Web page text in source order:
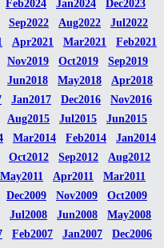
Feb2024 Jan2024
Dec2023
Sep2022 Aug2022
Jul2022
Apr2021 Mar2021
Feb2021
Nov2019 Oct2019
Sep2019
Jun2018 May2018
Apr2018
Jan2017 Dec2016
Nov2016
Aug2015 Jul2015
Jun2015
Mar2014 Feb2014
Jan2014
Oct2012 Sep2012
Aug2012
May2011 Apr2011
Mar2011
Dec2009 Nov2009
Oct2009
Jul2008 Jun2008
May2008
Feb2007 Jan2007
Dec2006